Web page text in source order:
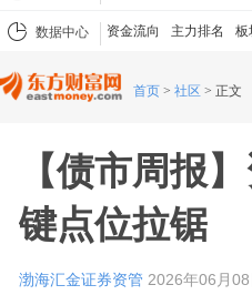
数据中心 资金流向 主力排名 板
首页 > 社区 > 正文
【债市周报
键点位拉锯
渤海汇金证券资管 2026年06月